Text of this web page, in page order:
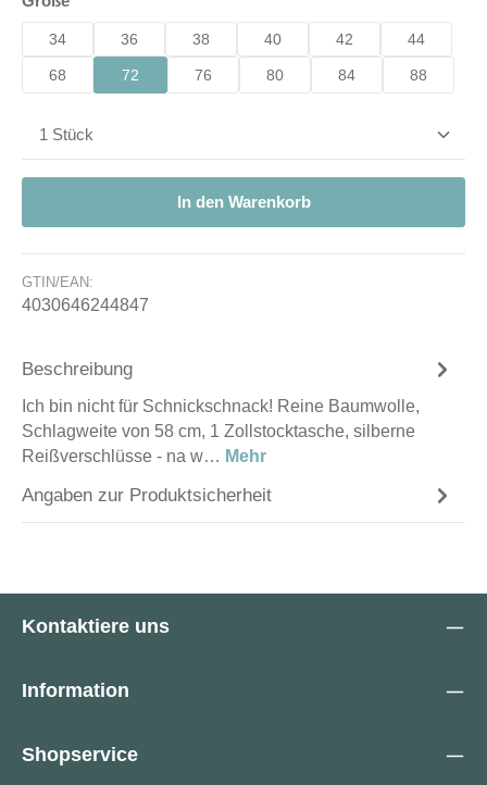
34 36 38 40 42 44
68 72 76 80 84 88
Produkt Anzahl: Gib den gewünschten Wert ein
In den Warenkorb
GTIN/EAN:
4030646244847
Beschreibung
Ich bin nicht für Schnickschnack! Reine Baumwolle,
Schlagweite von 58 cm, 1 Zollstocktasche, silberne
Reißverschlüsse - na w… Mehr
Angaben zur Produktsicherheit
Kontaktiere uns
Information
Shopservice